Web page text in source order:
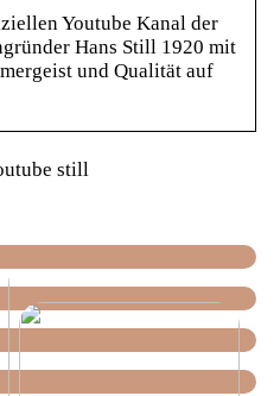
Youtube Kanal der
Hans Still 1920 mit
und Qualität auf
still